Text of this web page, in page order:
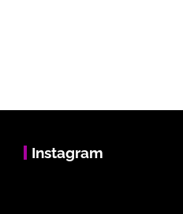
Instagram